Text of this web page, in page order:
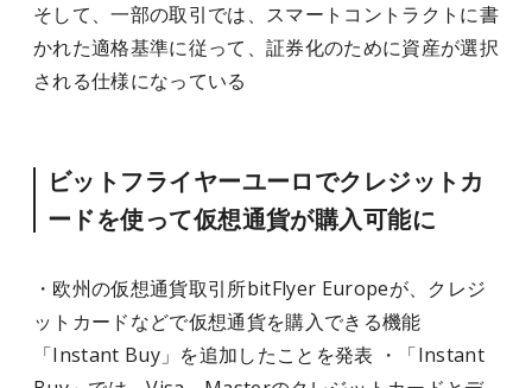
そして、一部の取引では、スマートコントラクトに書
かれた適格基準に従って、証券化のために資産が選択
される仕様になっている
ビットフライヤーユーロでクレジットカ
ードを使って仮想通貨が購入可能に
・欧州の仮想通貨取引所bitFlyer Europeが、クレジ
ットカードなどで仮想通貨を購入できる機能
「Instant Buy」を追加したことを発表 ・「Instant